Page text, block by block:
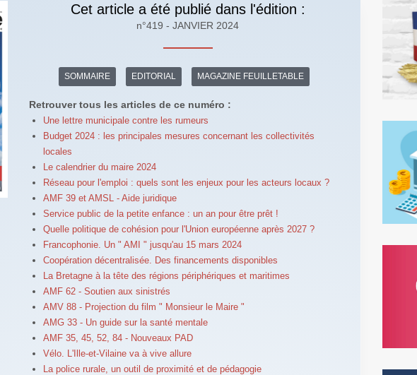
Cet article a été publié dans l'édition :
n°419 - JANVIER 2024
SOMMAIRE EDITORIAL MAGAZINE FEUILLETABLE
Retrouver tous les articles de ce numéro :
Une lettre municipale contre les rumeurs
Budget 2024 : les principales mesures concernant les collectivités
locales
Le calendrier du maire 2024
Réseau pour l'emploi : quels sont les enjeux pour les acteurs locaux ?
AMF 39 et AMSL - Aide juridique
Service public de la petite enfance : un an pour être prêt !
Quelle politique de cohésion pour l'Union européenne après 2027 ?
Francophonie. Un " AMI " jusqu'au 15 mars 2024
Coopération décentralisée. Des financements disponibles
La Bretagne à la tête des régions périphériques et maritimes
AMF 62 - Soutien aux sinistrés
AMV 88 - Projection du film " Monsieur le Maire "
AMG 33 - Un guide sur la santé mentale
AMF 35, 45, 52, 84 - Nouveaux PAD
Vélo. L'Ille-et-Vilaine va à vive allure
La police rurale, un outil de proximité et de pédagogie